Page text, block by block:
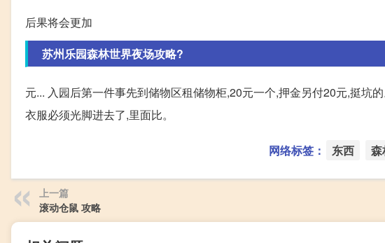
后果将会更加
苏州乐园森林世界夜场攻略?
元... 入园后第一件事先到储物区租储物柜,20元一个,押金另付20元,挺坑
衣服必须光脚进去了,里面比。
网络标签： 东西 森
上一篇
滚动仓鼠 攻略